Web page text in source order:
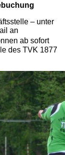
– unter
an
ab sofort
des TVK 1877